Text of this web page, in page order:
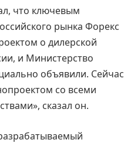
что ключевым
рынка Форекс
о дилерской
и Министерство
объявили. Сейчас
со всеми
сказал он.